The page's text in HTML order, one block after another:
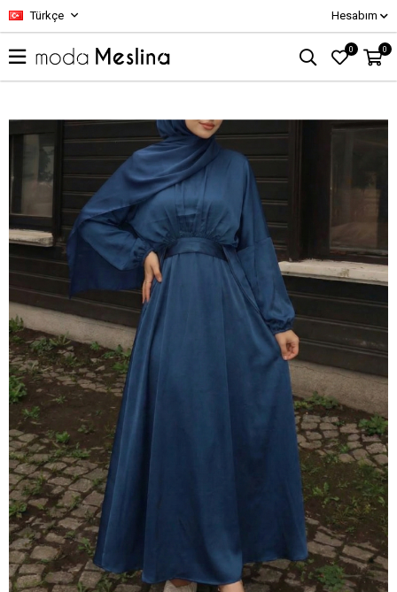
Türkçe Hesabım
0 0